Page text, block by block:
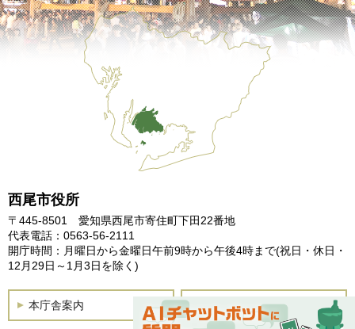
西尾市役所
〒445-8501 愛知県西尾市寄住町下田22番地
代表電話：0563-56-2111
開庁時間：月曜日から金曜日午前9時から午後4時まで(祝日・休日・
12月29日～1月3日を除く)
本庁舎案内 土曜開庁